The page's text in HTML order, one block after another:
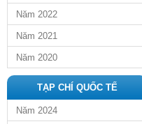
Năm 2022
Năm 2021
Năm 2020
TẠP CHÍ QUỐC TẾ
Năm 2024